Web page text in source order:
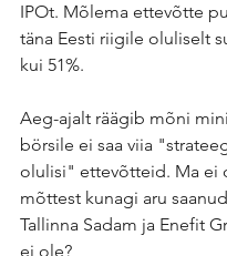
IPOt. Mõlema ettevõtte
täna Eesti riigile oluliselt
kui 51%.
Aeg-ajalt räägib mõni
börsile ei saa viia
olulisi" ettevõtteid. Ma ei
mõttest kunagi aru
Tallinna Sadam ja Enefit
ei ole?